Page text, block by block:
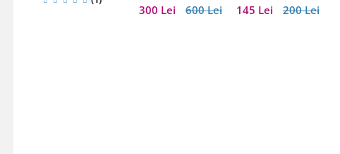
600 Lei
300 Lei 200 Lei
145 Lei